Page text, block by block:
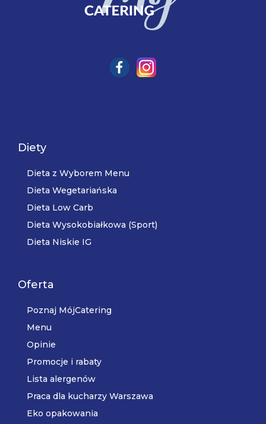
Diety
Dieta z Wyborem Menu
Dieta Wegetariańska
Dieta Low Carb
Dieta Wysokobiałkowa (Sport)
Dieta Niskie IG
Oferta
Poznaj MójCatering
Menu
Opinie
Promocje i rabaty
Lista alergenów
Praca dla kucharzy Warszawa
Eko opakowania